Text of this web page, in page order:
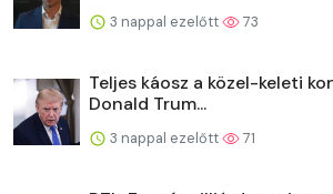
3 nappal ezelőtt 73
Teljes káosz a közel-keleti
Donald Trum...
3 nappal ezelőtt 71